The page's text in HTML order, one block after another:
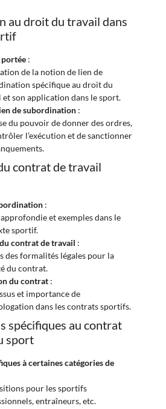
au droit du travail dans
:
de la notion de lien de
spécifique au droit du
son application dans le sport.
de subordination :
du pouvoir de donner des ordres,
l’exécution et de sanctionner
contrat de travail
:
et exemples dans le
sportif.
contrat de travail :
des formalités légales pour la
du contrat.
du contrat :
et importance de
dans les contrats sportifs.
spécifiques au contrat
sport
à certaines catégories de
pour les sportifs
entraîneurs, etc.